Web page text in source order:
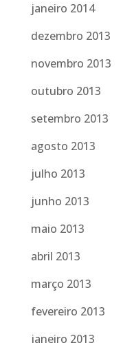
janeiro 2014
dezembro 2013
novembro 2013
outubro 2013
setembro 2013
agosto 2013
julho 2013
junho 2013
maio 2013
abril 2013
março 2013
fevereiro 2013
janeiro 2013